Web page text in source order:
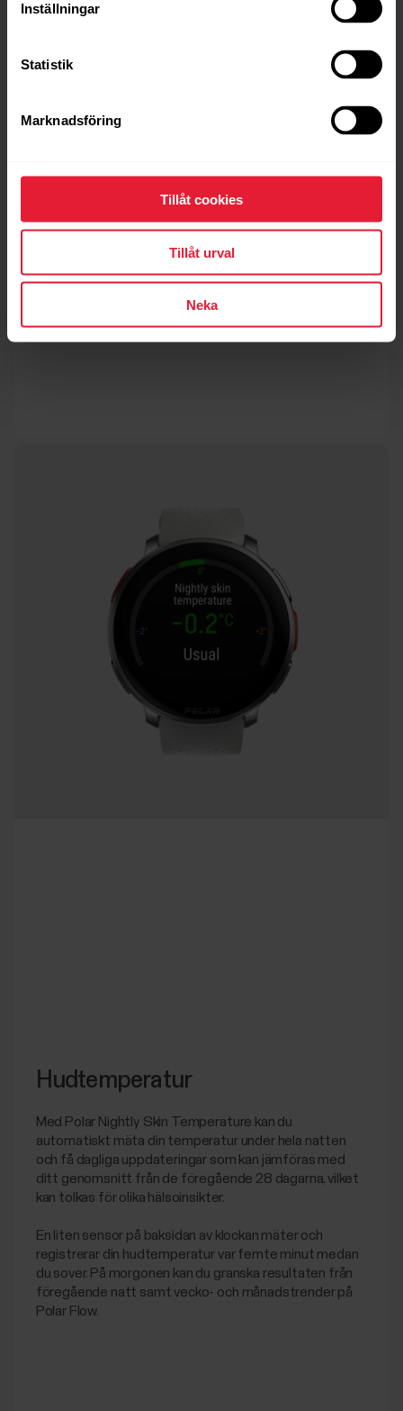
Inställningar
Statistik
Marknadsföring
Tillåt cookies
Tillåt urval
Neka
Hudtemperatur
Med Polar Nightly Skin Temperature kan du
automatiskt mäta din temperatur under hela natten
och få dagliga uppdateringar som kan jämföras med
ditt genomsnitt från de föregående 28 dagarna, vilket
kan tolkas för olika hälsoinsikter.
En liten sensor på baksidan av klockan mäter och
registrerar din hudtemperatur var femte minut medan
du sover. På morgonen kan du granska resultaten från
föregående natt samt vecko- och månadstrender på
Polar Flow.